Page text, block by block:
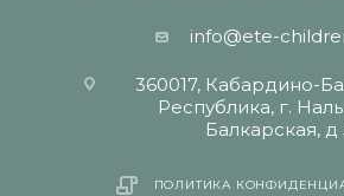
info@ete-
360017, Кабардино-
Республика, г.
Балкарская, д
ПОЛИТИКА